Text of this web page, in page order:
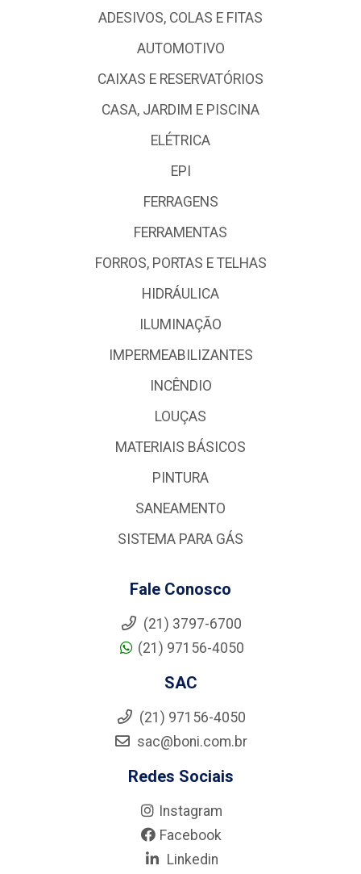
ADESIVOS, COLAS E FITAS
AUTOMOTIVO
CAIXAS E RESERVATÓRIOS
CASA, JARDIM E PISCINA
ELÉTRICA
EPI
FERRAGENS
FERRAMENTAS
FORROS, PORTAS E TELHAS
HIDRÁULICA
ILUMINAÇÃO
IMPERMEABILIZANTES
INCÊNDIO
LOUÇAS
MATERIAIS BÁSICOS
PINTURA
SANEAMENTO
SISTEMA PARA GÁS
Fale Conosco
(21) 3797-6700
(21) 97156-4050
SAC
(21) 97156-4050
sac@boni.com.br
Redes Sociais
Instagram
Facebook
Linkedin